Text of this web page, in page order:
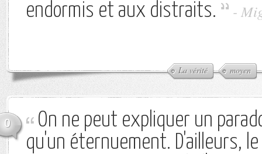
endormis et aux distraits.
-
La vérité moyen
0
On ne peut expliquer un
qu'un éternuement. D'ailleurs,